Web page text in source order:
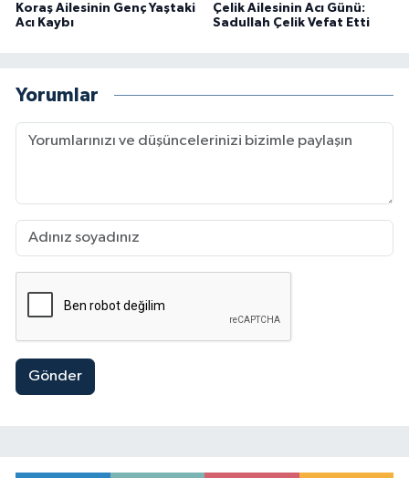
Koraş Ailesinin Genç Yaştaki
Acı Kaybı
Çelik Ailesinin Acı Günü:
Sadullah Çelik Vefat Etti
Yorumlar
Gönder